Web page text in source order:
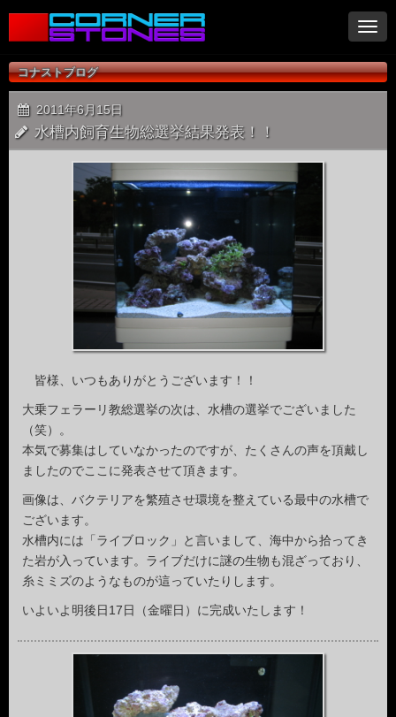
ナ
ビ
ゲ
ー
コナストブログ
2011年6月15日
水槽内飼育生物総選挙結果発表！！
皆様、いつもありがとうございます！！
大乗フェラーリ教総選挙の次は、水槽の選挙でございました
（笑）。
本気で募集はしていなかったのですが、たくさんの声を頂戴し
ましたのでここに発表させて頂きます。
画像は、バクテリアを繁殖させ環境を整えている最中の水槽で
ございます。
水槽内には「ライブロック」と言いまして、海中から拾ってき
た岩が入っています。ライブだけに謎の生物も混ざっており、
糸ミミズのようなものが這っていたりします。
いよいよ明後日17日（金曜日）に完成いたします！